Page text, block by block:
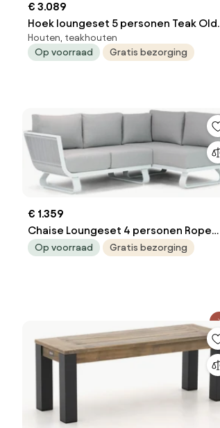
€ 3.089
Hoek loungeset 5 personen Teak Old
teak greywash Lifestyle Garden
Furniture Seashore
Houten, teakhouten
Op voorraad
Gratis bezorging
€ 1.359
Chaise Loungeset 4 personen Rope
Wit Santika Furniture Santika Corniche
Op voorraad Gratis bezorging